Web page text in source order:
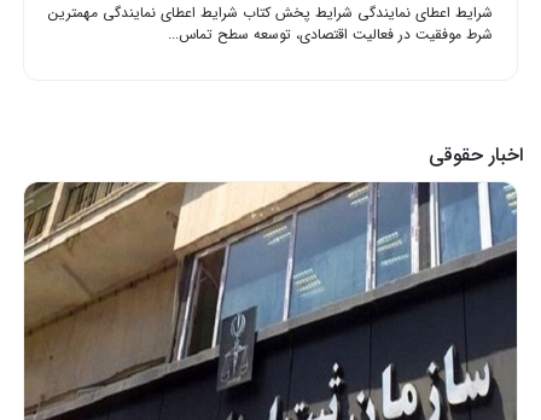
شرایط اعطای نمایندگی شرایط پخش کتاب شرایط اعطای نمایندگی مهمترین
شرط موفقیت در فعالیت اقتصادی، توسعه سطح تماس...
اخبار حقوقی